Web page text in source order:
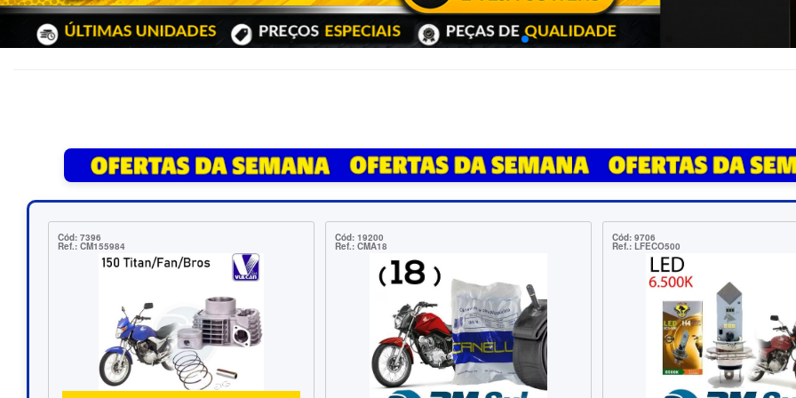
Cód: 19200
Ref.: CMA18
Cód: 9706
Ref.: LFECO500
Cód: 20880
Ref.: DE870004